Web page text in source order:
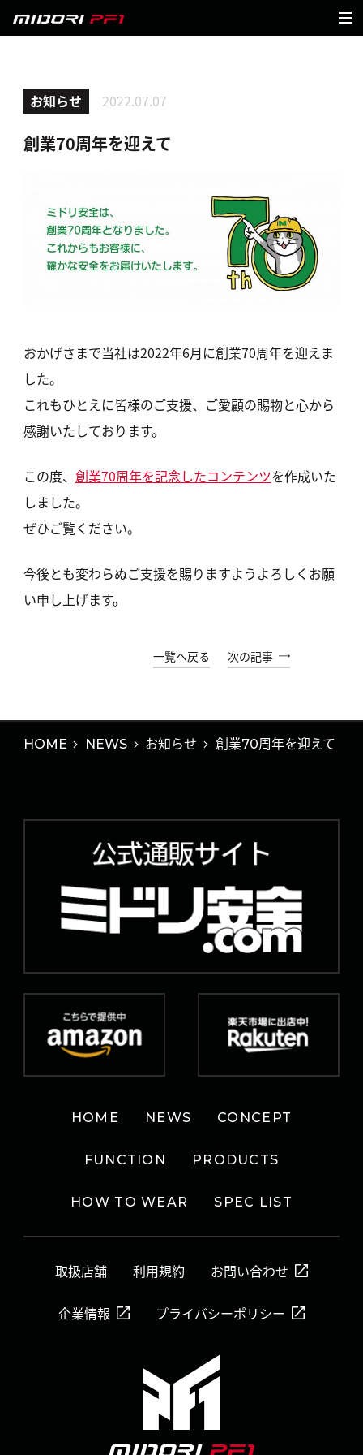
お知らせ 2022.07.07
創業70周年を迎えて
おかげさまで当社は2022年6月に創業70周年を迎えま
した。
これもひとえに皆様のご支援、ご愛顧の賜物と心から
感謝いたしております。
この度、 創業70周年を記念したコンテンツを作成いた
しました。
ぜひご覧ください。
今後とも変わらぬご支援を賜りますようよろしくお願
い申し上げます。
一覧へ戻る 次の記事
HOME NEWS お知らせ 創業70周年を迎えて
HOME NEWS CONCEPT
FUNCTION PRODUCTS
HOW TO WEAR SPEC LIST
取扱店舗 利用規約 お問い合わせ
企業情報 プライバシーポリシー